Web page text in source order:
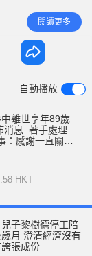
夢中安詳離
們深知大家
他的關心與
閱讀更多
自動播放
離世享年89歲
消息 著手處理
：感謝一直關心
HKT
子黎樹德停工陪
月 澄清經濟沒有
張成份